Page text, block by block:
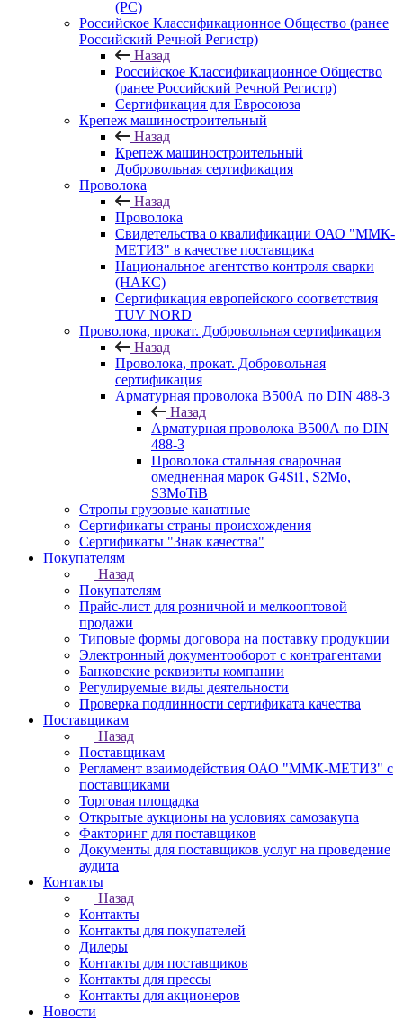
(РС)
Российское Классификационное Общество (ранее
Российский Речной Регистр)
Назад
Российское Классификационное Общество
(ранее Российский Речной Регистр)
Сертификация для Евросоюза
Крепеж машиностроительный
Назад
Крепеж машиностроительный
Добровольная сертификация
Проволока
Назад
Проволока
Свидетельства о квалификации ОАО "ММК-
МЕТИЗ" в качестве поставщика
Национальное агентство контроля сварки
(НАКС)
Сертификация европейского соответствия
TUV NORD
Проволока, прокат. Добровольная сертификация
Назад
Проволока, прокат. Добровольная
сертификация
Арматурная проволока В500А по DIN 488-3
Назад
Арматурная проволока В500А по DIN
488-3
Проволока стальная сварочная
омедненная марок G4Si1, S2Mo,
S3MoTiB
Стропы грузовые канатные
Сертификаты страны происхождения
Сертификаты "Знак качества"
Покупателям
Назад
Покупателям
Прайс-лист для розничной и мелкооптовой
продажи
Типовые формы договора на поставку продукции
Электронный документооборот с контрагентами
Банковские реквизиты компании
Регулируемые виды деятельности
Проверка подлинности сертификата качества
Поставщикам
Назад
Поставщикам
Регламент взаимодействия ОАО "ММК-МЕТИЗ" с
поставщиками
Торговая площадка
Открытые аукционы на условиях самозакупа
Факторинг для поставщиков
Документы для поставщиков услуг на проведение
аудита
Контакты
Назад
Контакты
Контакты для покупателей
Дилеры
Контакты для поставщиков
Контакты для прессы
Контакты для акционеров
Новости